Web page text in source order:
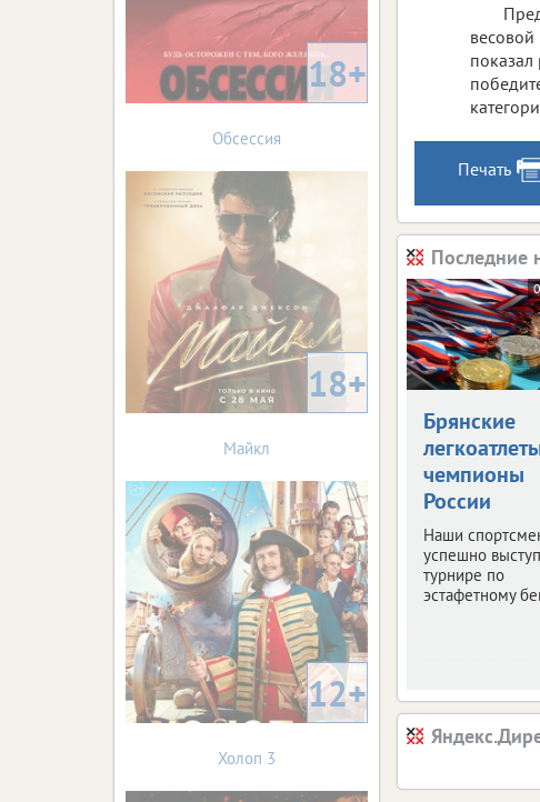
показал
Печать
Последние
Брянские
чемпионы
России
Наши
успешно
турнире по
эстафетному
18+
Обсессия
18+
Майкл
12+
Холоп 3